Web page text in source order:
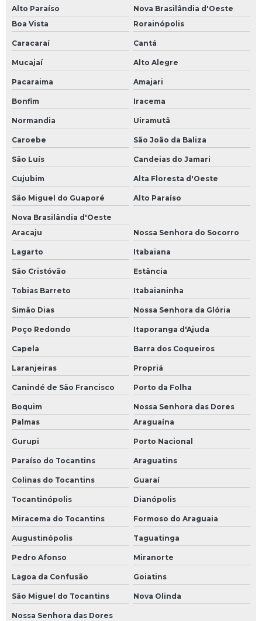
Alto Paraíso
Nova Brasilândia d'Oeste
Boa Vista
Rorainópolis
Caracaraí Cantá
Mucajaí Alto Alegre
Pacaraima Amajari
Bonfim Iracema
Normandia Uiramutã
Caroebe São João da Baliza
São Luís Candeias do Jamari
Cujubim Alta Floresta d'Oeste
São Miguel do Guaporé Alto Paraíso
Nova Brasilândia d'Oeste
Aracaju
Nossa Senhora do Socorro
Lagarto Itabaiana
São Cristóvão Estância
Tobias Barreto Itabaianinha
Simão Dias Nossa Senhora da Glória
Poço Redondo Itaporanga d'Ajuda
Capela Barra dos Coqueiros
Laranjeiras Propriá
Canindé de São Francisco Porto da Folha
Boquim
Nossa Senhora das Dores
Palmas
Araguaína
Gurupi Porto Nacional
Paraíso do Tocantins Araguatins
Colinas do Tocantins Guaraí
Tocantinópolis Dianópolis
Miracema do Tocantins Formoso do Araguaia
Augustinópolis Taguatinga
Pedro Afonso Miranorte
Lagoa da Confusão Goiatins
São Miguel do Tocantins Nova Olinda
Nossa Senhora das Dores